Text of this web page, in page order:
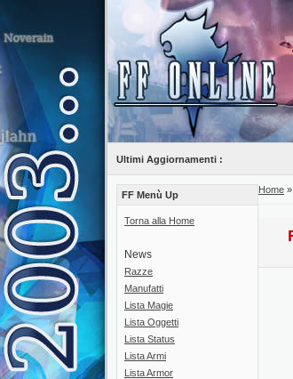
Ultimi Aggiornamenti :
FF Menù Up
Torna alla Home
News
Razze
Manufatti
Lista Magie
Lista Oggetti
Lista Status
Lista Armi
Lista Armor
Home »